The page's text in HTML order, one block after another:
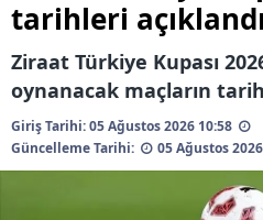
6698 sayılı Kişisel Verilerin
hazırlanmış Aydınlatma
ilgili mevzuata uygun olarak
almak için lütfentıklayınız.
tarihleri
Ziraat Türkiye Kupası
oynanacak maçların
Giriş Tarihi: 05 Ağustos 2026 10:58
Güncelleme Tarihi:
05 Ağustos